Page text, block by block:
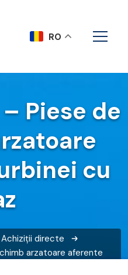
Piese de
cu
Achiziții directe
arzatoare aferente
RO